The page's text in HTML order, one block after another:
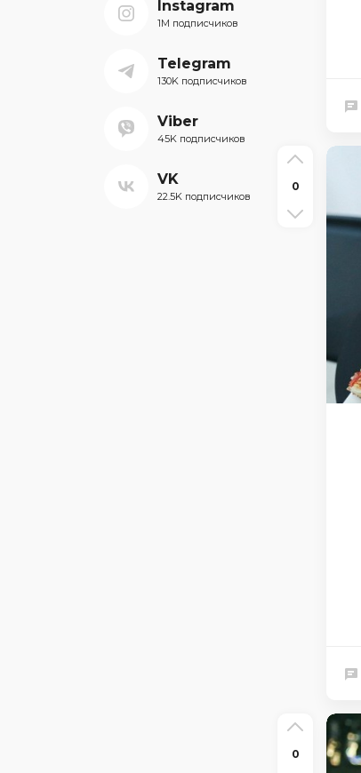
Instagram
1M подписчиков
Telegram
130K подписчиков
Viber
45K подписчиков
VK
22.5K подписчиков
0
0